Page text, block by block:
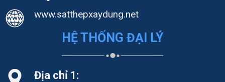
www.satthepxaydung.net
HỆ THỐNG ĐẠI LÝ
Địa chỉ 1: